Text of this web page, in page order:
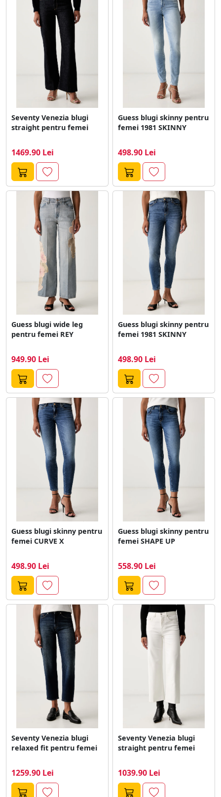
Seventy Venezia blugi
straight pentru femei
1469.90 Lei
Guess blugi skinny pentru
femei 1981 SKINNY
498.90 Lei
Guess blugi wide leg
pentru femei REY
949.90 Lei
Guess blugi skinny pentru
femei 1981 SKINNY
498.90 Lei
Guess blugi skinny pentru
femei CURVE X
498.90 Lei
Guess blugi skinny pentru
femei SHAPE UP
558.90 Lei
Seventy Venezia blugi
relaxed fit pentru femei
1259.90 Lei
Seventy Venezia blugi
straight pentru femei
1039.90 Lei